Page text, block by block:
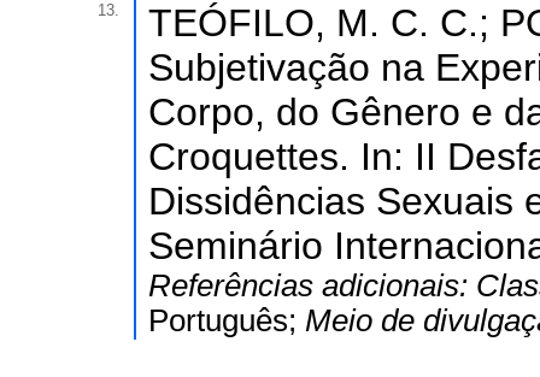
13.
TEÓFILO, M. C. C.;
Subjetivação na
Corpo, do Gênero e
Croquettes. In: II
Dissidências Sexuais
Seminário
Referências adicionais:
Português; Meio de